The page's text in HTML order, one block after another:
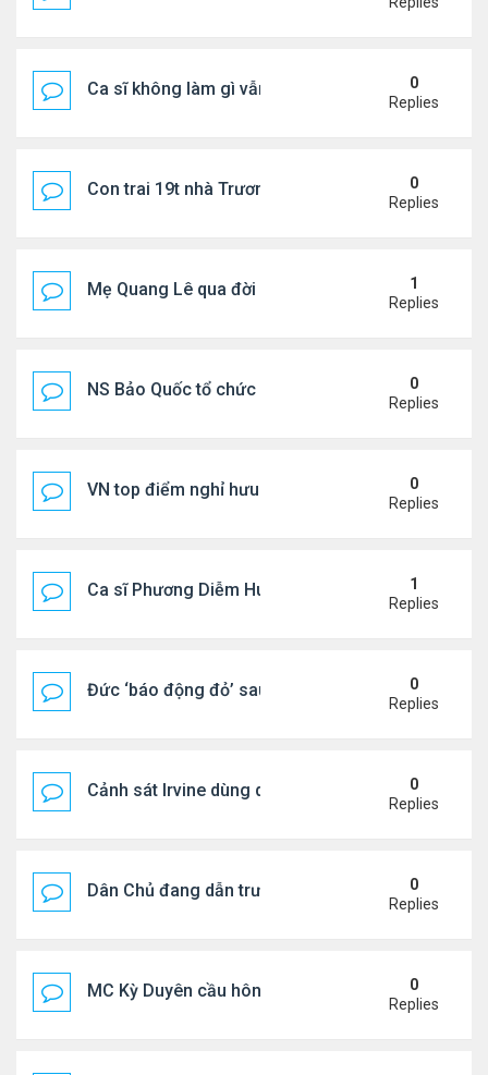
Ca sĩ không làm gì vẫn kiếm được 400 triệu đồng/
0
Replies
Con trai 19t nhà Trương Bá Chi - Tạ Đình Phong
0
Replies
Mẹ Quang Lê qua đời sau 2 năm đột quỵ. 1
Replies
NS Bảo Quốc tổ chức sn cho bà xã
0
Replies
VN top điểm nghỉ hưu lý tưởng cho người Mỹ
0
Replies
Ca sĩ Phương Diễm Huyền bị khởi tố
1
Replies
Đức ‘báo động đỏ’ sau vụ phát hiện UAV mang
0
Replies
Cảnh sát Irvine dùng drone bắt kẻ trộm trong
0
Replies
Dân Chủ đang dẫn trước Cộng Hòa trong các
0
Replies
MC Kỳ Duyên cầu hôn lại chồng cũ
0
Replies